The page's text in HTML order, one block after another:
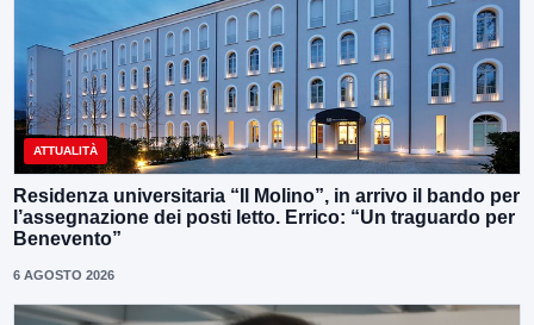
ATTUALITÀ
Residenza universitaria “Il Molino”, in arrivo il bando per
l’assegnazione dei posti letto. Errico: “Un traguardo per
Benevento”
6 AGOSTO 2026